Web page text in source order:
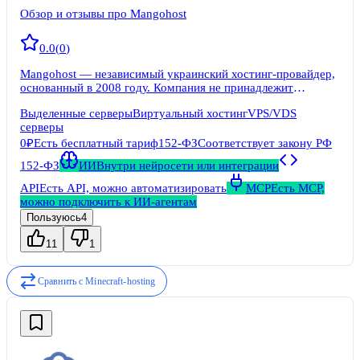
Обзор и отзывы про Mangohost
0.0(0)
Mangohost — независимый украинский хостинг-провайдер,
основанный в 2008 году. Компания не принадлежит
инвесторами. Юридическое лицо зарегистрировано в Киеве,
там же расположены основные производственные
мощности.
Выделенные серверыВиртуальный хостингVPS/VDS
серверы
0₽Есть бесплатный тариф152-ФЗСоответствует закону РФ
152-ФЗ
ИИВнутри нейросети или интеграции
APIЕсть API, можно автоматизировать MCPЕсть MCP,
можно подключить к ИИ-агентам
Пользуюсь4
11 1
Сравнить сMinecraft-hosting